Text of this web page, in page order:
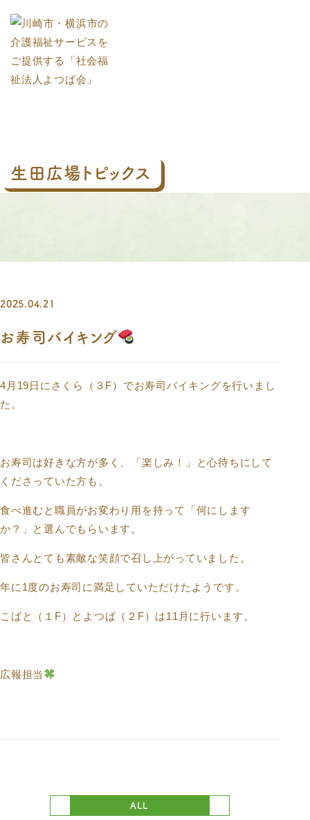
生田広場トピックス
2025.04.21
お寿司バイキング
4月19日にさくら（３F）でお寿司バイキングを行いまし
た。
お寿司は好きな方が多く、「楽しみ！」と心待ちにして
くださっていた方も。
食べ進むと職員がお変わり用を持って「何にします
か？」と選んでもらいます。
皆さんとても素敵な笑顔で召し上がっていました。
年に1度のお寿司に満足していただけたようです。
こばと（１F）とよつば（２F）は11月に行います。
広報担当
ALL